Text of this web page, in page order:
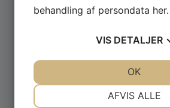
behandling af persondata her.
VIS DETALJER
NØDVENDIGE
AFVIS ALLE
OK